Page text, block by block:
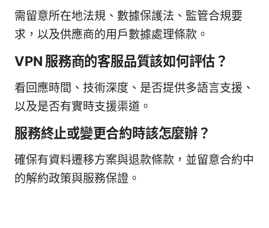
需留意所在地法規、數據保護法、監管合規要
求，以及供應商的用戶數據處理條款。
VPN 服務商的客服品質該如何評估？
看回應時間、技術深度、是否提供多語言支援、
以及是否有實時支援渠道。
服務終止或變更合約時該怎麼辦？
確保有資料遷移方案與退款條款，並留意合約中
的解約政策與服務保證。